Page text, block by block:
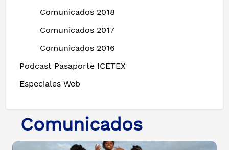
Comunicados 2018
Comunicados 2017
Comunicados 2016
Podcast Pasaporte ICETEX
Especiales Web
Comunicados